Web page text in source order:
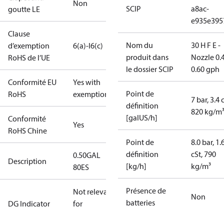
goutte LE
Non
Clause
d’exemption
RoHS de l’UE
6(a)-I6(c)
Conformité EU
RoHS
Yes with
exemptions
Conformité
RoHS Chine
Yes
Description
0.50GAL
80ES
DG Indicator
Not relevant
for
SCIP
a8ac-
Nom du
produit dans
le dossier SCIP
30 H F E -
Nozzle
0.60 gph
Point de
définition
[galUS/h]
7 bar, 3.4
820 kg/m³
Point de
définition
[kg/h]
8.0 bar,
cSt, 790
kg/m³
Présence de
batteries
Non